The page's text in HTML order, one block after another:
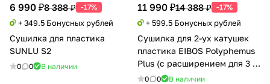
6 990 ₽8 388 ₽ -17%
+ 349.5 Бонусных рублей
Сушилка для пластика
SUNLU S2
0 0 В наличии
11 990 ₽14 388 ₽ -17%
+ 599.5 Бонусных рублей
Сушилка для 2-ух катушек
пластика EIBOS Polyphemus
Plus (с расширением для 3 кг
катушки)
0 0 В наличии